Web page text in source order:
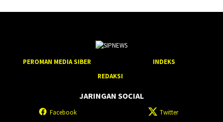
PEROMAN MEDIA SIBER
INDEKS
REDAKSI
JARINGAN SOCIAL
Facebook
Twitter